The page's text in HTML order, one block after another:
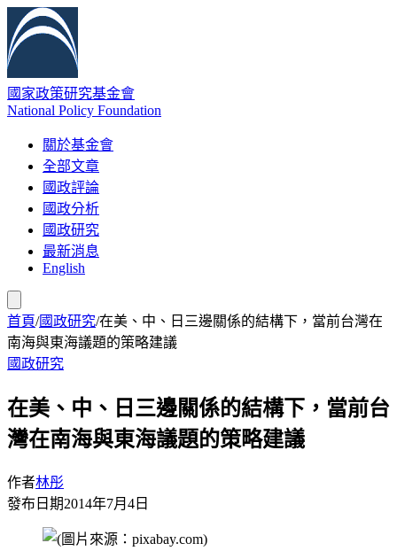
國家政策研究基金會
National Policy Foundation
關於基金會
全部文章
國政評論
國政分析
國政研究
最新消息
English
首頁/國政研究/在美、中、日三邊關係的結構下，當前台灣在
南海與東海議題的策略建議
國政研究
在美、中、日三邊關係的結構下，當前台
灣在南海與東海議題的策略建議
作者林彤
發布日期2014年7月4日